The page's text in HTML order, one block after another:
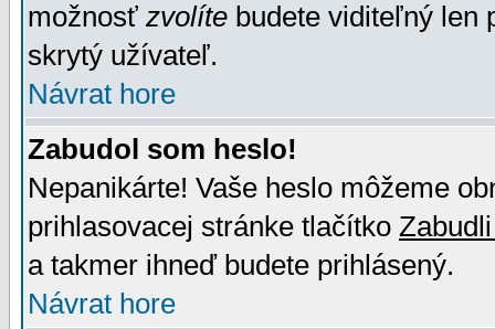
možnosť zvolíte budete viditeľný len
skrytý užívateľ.
Návrat hore
Zabudol som heslo!
Nepanikárte! Vaše heslo môžeme
prihlasovacej stránke tlačítko
a takmer ihneď budete prihlásený.
Návrat hore